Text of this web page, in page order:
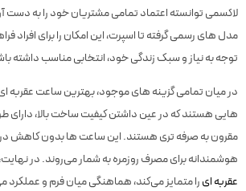
لاکسمی توانسته اعتماد تمامی مشتریان خود را به دست
مدل های رسمی گرفته تا اسپرت، این امکان را برای افراد
توجه به نیاز و سبک زندگی خود، انتخابی مناسب داشته
در میان تمامی گزینه های موجود، بهترین ساعت عقربه ای
هایی هستند که در عین داشتن کیفیت ساخت بالا، دارای
مقرون به صرفه تری هستند. این ساعت ها بدون کاهش در
هوشمندانه برای مصرف روزمره به شمار می‌روند. در
عقربه ایرا متمایز می‌کند، هماهنگی میان فرم و عملکرد